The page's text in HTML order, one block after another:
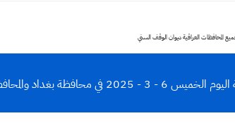
بغداد والمحافظات العراقية